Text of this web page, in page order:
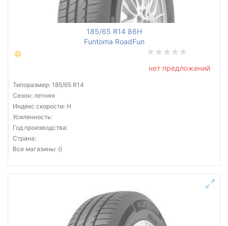
185/65 R14 86H
Funtoma RoadFun
нет предложений
Типоразмер: 185/65 R14
Сезон: летняя
Индекс скорости: H
Усиленность:
Год производства:
Страна:
Все магазины: ()